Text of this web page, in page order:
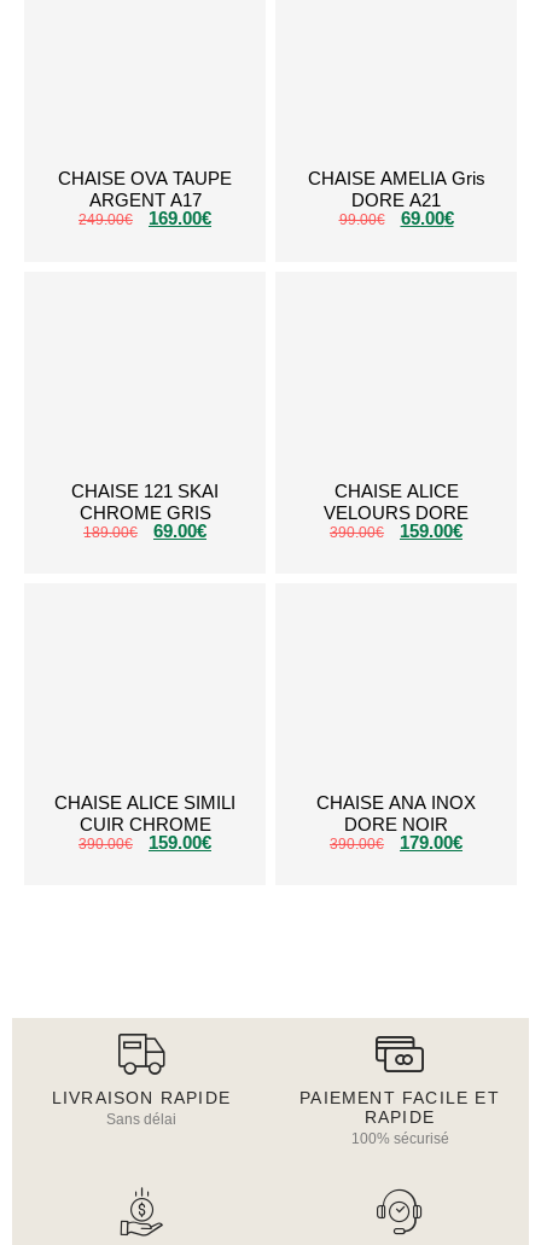
CHAISE OVA TAUPE
ARGENT A17
249.00€ 169.00€
CHAISE AMELIA Gris
DORE A21
99.00€ 69.00€
CHAISE 121 SKAI
CHROME GRIS
189.00€ 69.00€
CHAISE ALICE
VELOURS DORE
390.00€ 159.00€
CHAISE ALICE SIMILI
CUIR CHROME
390.00€ 159.00€
CHAISE ANA INOX
DORE NOIR
390.00€ 179.00€
LIVRAISON RAPIDE
Sans délai
PAIEMENT FACILE ET
RAPIDE
100% sécurisé